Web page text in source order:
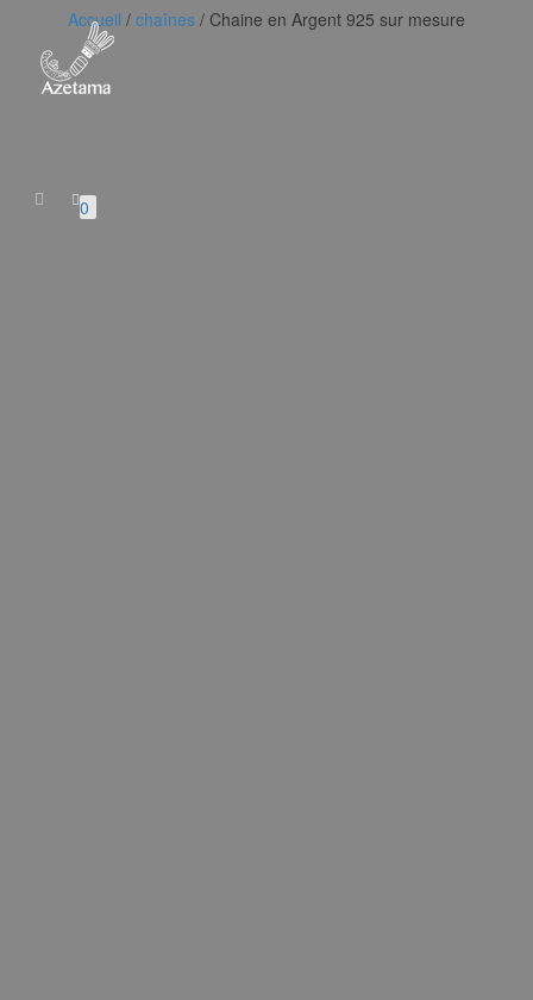
0
Accueil / chaînes / Chaine en Argent 925 sur mesure